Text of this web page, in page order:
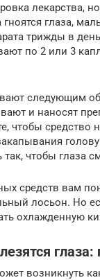
лекарства,
гноятся глаза,
трижды в
по 2 или 3
следующим
и наносят
чтобы средство
чтобы глаза
средств вам
лосьон. Но
охлажденную
возникнуть